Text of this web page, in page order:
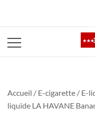
Accueil / E-cigarette / E-
liquide LA HAVANE